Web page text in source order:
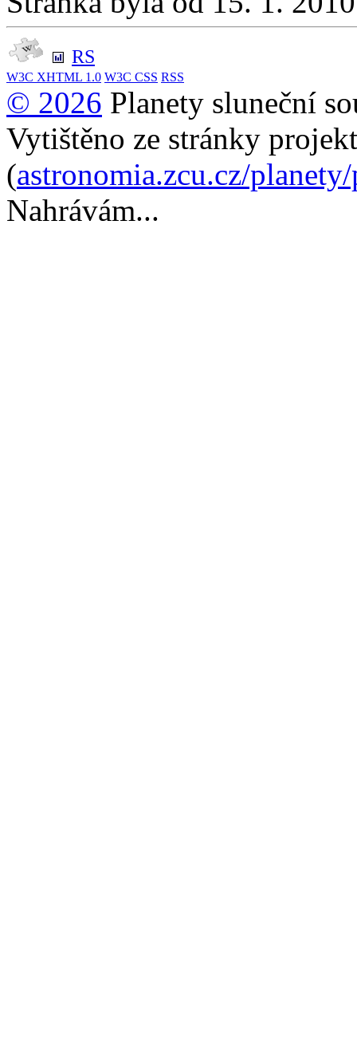
RS
W3C XHTML 1.0 W3C CSS RSS
© 2026 Planety sluneční
Vytištěno ze stránky
(astronomia.zcu.cz/
Nahrávám...